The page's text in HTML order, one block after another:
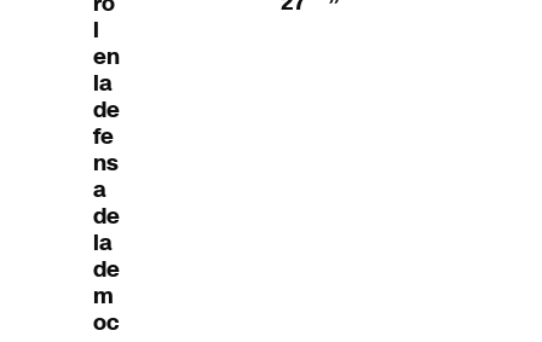
l
en
la
de
fe
ns
a
de
la
de
m
oc